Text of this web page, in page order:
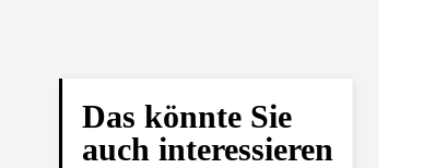
Das könnte Sie
auch interessieren